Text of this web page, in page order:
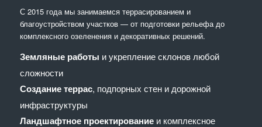
С 2015 года мы занимаемся террасированием и
благоустройством участков — от подготовки рельефа до
комплексного озеленения и декоративных решений.
Земляные работы и укрепление склонов любой
сложности
Создание террас, подпорных стен и дорожной
инфраструктуры
Ландшафтное проектированиеи комплексное